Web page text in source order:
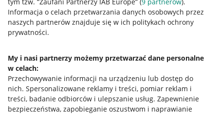
Informacja o celach przetwarzania danych osobowych przez
naszych partnerów znajduje się w ich politykach ochrony
prywatności.
My i nasi partnerzy możemy przetwarzać dane personalne
w celach:
Przechowywanie informacji na urządzeniu lub dostęp do
nich. Spersonalizowane reklamy i treści, pomiar reklam i
treści, badanie odbiorców i ulepszanie usług. Zapewnienie
bezpieczeństwa, zapobieganie oszustwom i naprawianie
Przydatne informacje
Jak to działa
Allegro Gadane dla sprzedających
Allegro Gadane dla kupujących
Mapa miejscowości